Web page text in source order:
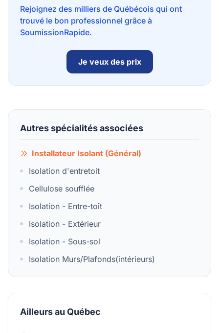
Rejoignez des milliers de Québécois qui ont
trouvé le bon professionnel grâce à
SoumissionRapide.
Je veux des prix
Autres spécialités associées
Installateur Isolant (Général)
Isolation d'entretoit
Cellulose soufflée
Isolation - Entre-toît
Isolation - Extérieur
Isolation - Sous-sol
Isolation Murs/Plafonds(intérieurs)
Ailleurs au Québec